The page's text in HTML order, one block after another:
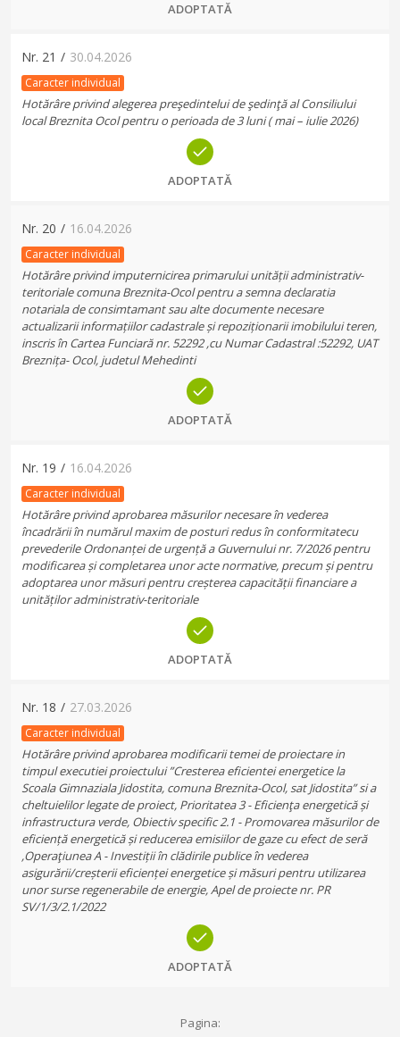
ADOPTATĂ
Nr. 21 / 30.04.2026
Caracter individual
Hotărâre privind alegerea preşedintelui de şedinţă al Consiliului
local Breznita Ocol pentru o perioada de 3 luni ( mai – iulie 2026)
ADOPTATĂ
Nr. 20 / 16.04.2026
Caracter individual
Hotărâre privind imputernicirea primarului unității administrativ-
teritoriale comuna Breznita-Ocol pentru a semna declaratia
notariala de consimtamant sau alte documente necesare
actualizarii informațiilor cadastrale și repoziționarii imobilului teren,
inscris în Cartea Funciară nr. 52292 ,cu Numar Cadastral :52292, UAT
Breznița- Ocol, judetul Mehedinti
ADOPTATĂ
Nr. 19 / 16.04.2026
Caracter individual
Hotărâre privind aprobarea măsurilor necesare în vederea
încadrării în numărul maxim de posturi redus în conformitatecu
prevederile Ordonanței de urgență a Guvernului nr. 7/2026 pentru
modificarea și completarea unor acte normative, precum și pentru
adoptarea unor măsuri pentru creșterea capacității financiare a
unităților administrativ-teritoriale
ADOPTATĂ
Nr. 18 / 27.03.2026
Caracter individual
Hotărâre privind aprobarea modificarii temei de proiectare in
timpul executiei proiectului ”Cresterea eficientei energetice la
Scoala Gimnaziala Jidostita, comuna Breznita-Ocol, sat Jidostita” si a
cheltuielilor legate de proiect, Prioritatea 3 - Eficienţa energetică și
infrastructura verde, Obiectiv specific 2.1 - Promovarea măsurilor de
eficiență energetică și reducerea emisiilor de gaze cu efect de seră
,Operaţiunea A - Investiții în clădirile publice în vederea
asigurării/creșterii eficienței energetice și măsuri pentru utilizarea
unor surse regenerabile de energie, Apel de proiecte nr. PR
SV/1/3/2.1/2022
ADOPTATĂ
Pagina: